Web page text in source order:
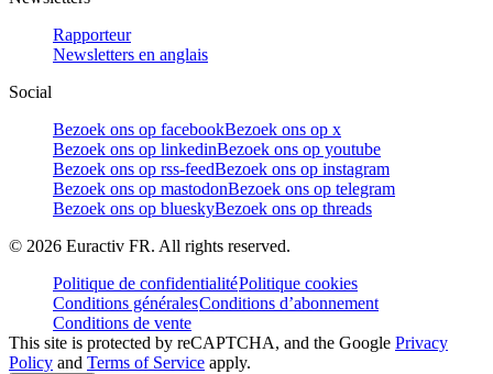
Rapporteur
Newsletters en anglais
Social
Bezoek ons op facebookBezoek ons op x
Bezoek ons op linkedinBezoek ons op youtube
Bezoek ons op rss-feedBezoek ons op instagram
Bezoek ons op mastodonBezoek ons op telegram
Bezoek ons op blueskyBezoek ons op threads
© 2026 Euractiv FR. All rights reserved.
Politique de confidentialitéPolitique cookies
Conditions généralesConditions d’abonnement
Conditions de vente
This site is protected by reCAPTCHA, and the Google Privacy
Policy and Terms of Service apply.